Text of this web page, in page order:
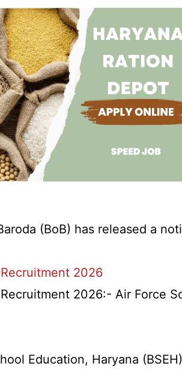
(BoB) has released a
2026
2026:- Air Force
Education, Haryana